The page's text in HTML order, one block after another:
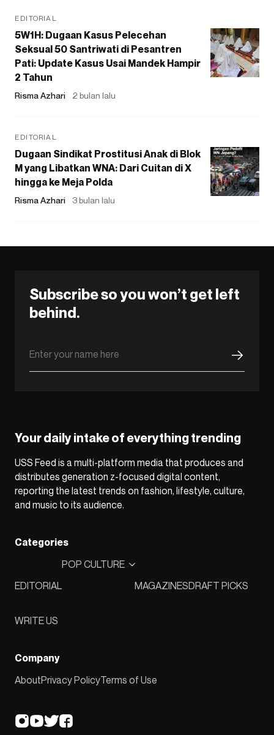
EDITORIAL
5W1H: Dugaan Kasus Pelecehan
Seksual 50 Santriwati di Pesantren
Pati: Update Kasus Usai Mandek Hampir
2 Tahun
Risma Azhari 2 bulan lalu
EDITORIAL
Dugaan Sindikat Prostitusi Anak di Blok
M yang Libatkan WNA: Dari Cuitan di X
hingga ke Meja Polda
Risma Azhari 3 bulan lalu
Subscribe so you won’t get left
behind.
Your daily intake of everything trending
USS Feed is a multi-platform media that produces and
distributes generation z-focused digital content,
reporting the latest trends on fashion, lifestyle, culture,
and music to its audience.
Categories
EDITORIAL
POP CULTURE
MAGAZINESDRAFT PICKS
WRITE US
Company
AboutPrivacy PolicyTerms of Use